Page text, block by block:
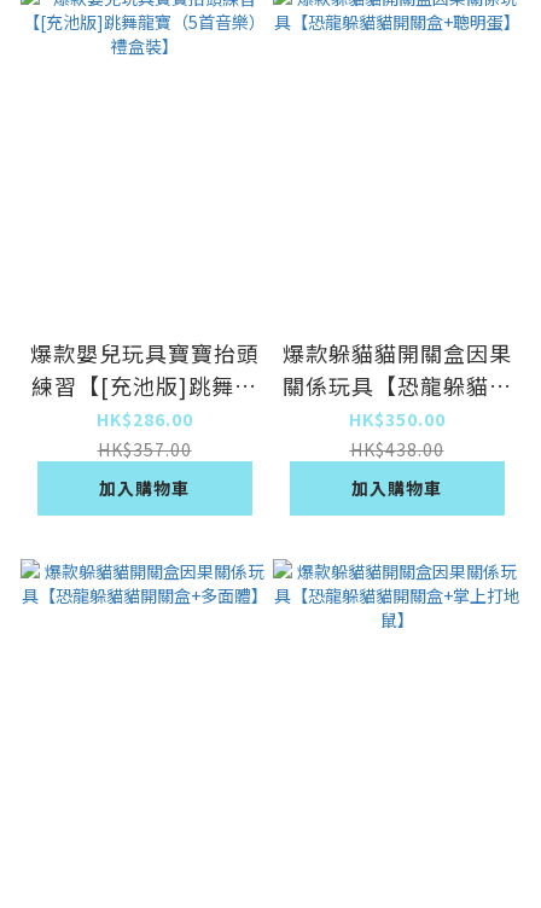
爆款嬰兒玩具寶寶抬頭
練習【[充池版]跳舞龍
寶（5首音樂）禮盒
裝】
HK$286.00
HK$357.00
加入購物車
爆款躲貓貓開關盒因果
關係玩具【恐龍躲貓貓
開關盒+聰明蛋】
HK$350.00
HK$438.00
加入購物車